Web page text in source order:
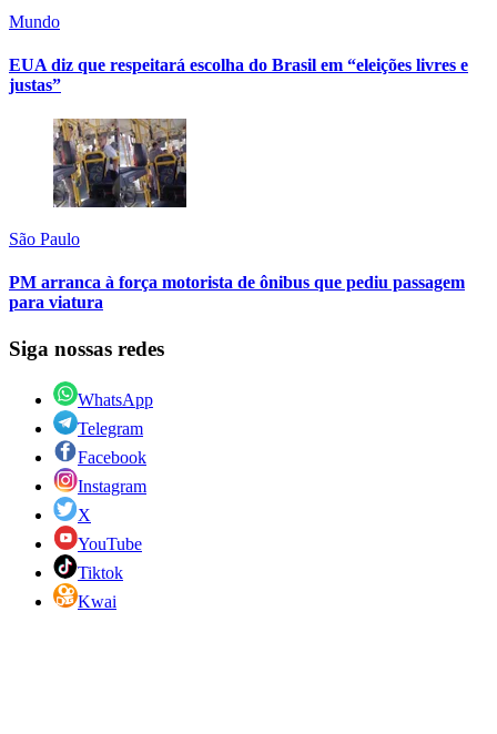
Mundo
EUA diz que respeitará escolha do Brasil em “eleições livres e
justas”
São Paulo
PM arranca à força motorista de ônibus que pediu passagem
para viatura
Siga nossas redes
WhatsApp
Telegram
Facebook
Instagram
X
YouTube
Tiktok
Kwai